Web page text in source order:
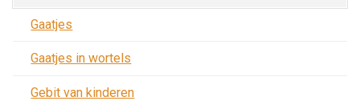
Gaatjes
Gaatjes in wortels
Gebit van kinderen